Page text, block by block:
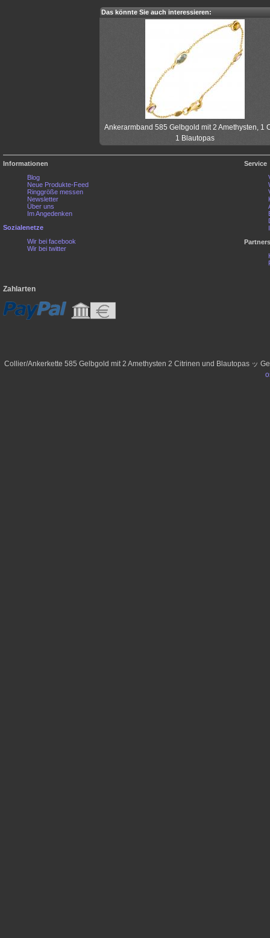
Das könnte Sie auch interessieren:
Ankerarmband 585 Gelbgold mit 2 Amethysten, 1
1 Blautopas
Informationen
Blog
Neue Produkte-Feed
Ringgröße messen
Newsletter
Über uns
Im Angedenken
Sozialenetze
Wir bei facebook
Wir bei twitter
Service
Zahlarten
Collier/Ankerkette 585 Gelbgold mit 2 Amethysten 2 Citrinen und Blautopas ッ